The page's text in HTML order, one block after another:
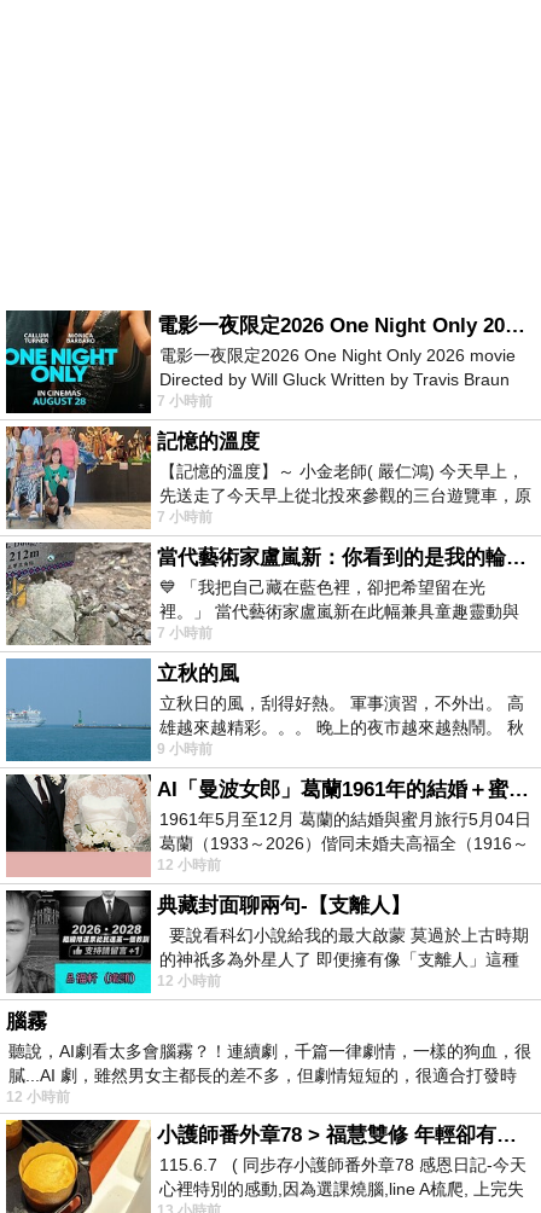
電影一夜限定2026 One Night Only 2026 movie
電影一夜限定2026 One Night Only 2026 movie
Directed by Will Gluck Written by Travis Braun
Starring Monica Barbaro
7 小時前
記憶的溫度
【記憶的溫度】～ 小金老師( 嚴仁鴻) 今天早上，
先送走了今天早上從北投來參觀的三台遊覽車，原
以為展場已經差不多要安靜下來，卻發
7 小時前
當代藝術家盧嵐新：你看到的是我的輪廓，還是你的故事？——藏在藍色裡的希望與光
💙 「我把自己藏在藍色裡，卻把希望留在光
裡。」 當代藝術家盧嵐新在此幅兼具童趣靈動與
抽象韻味的新作中，用湛藍的羽翼般色塊包覆著
7 小時前
立秋的風
立秋日的風，刮得好熱。 軍事演習，不外出。 高
雄越來越精彩。。。 晚上的夜市越來越熱鬧。 秋
天的風刮得很熱 夜遊消暑熱。。。
9 小時前
AI「曼波女郎」葛蘭1961年的結婚＋蜜月旅行 #戀上老電影 #葛蘭 #粟子
1961年5月至12月 葛蘭的結婚與蜜月旅行5月04日
葛蘭（1933～2026）偕同未婚夫高福全（1916～
2004）乘郵輪赴倫敦6月15日於英國倫敦St.S
12 小時前
典藏封面聊兩句-【支離人】
要說看科幻小說給我的最大啟蒙 莫過於上古時期
的神祇多為外星人了 即便擁有像「支離人」這種
驚世駭俗的神通法門 也未必讀
12 小時前
腦霧
聽說，AI劇看太多會腦霧？！連續劇，千篇一律劇情，一樣的狗血，很
膩...AI 劇，雖然男女主都長的差不多，但劇情短短的，很適合打發時
12 小時前
小護師番外章78 > 福慧雙修 年輕卻有個老靈魂 ㄑ金剛經〉podcast
115.6.7 ( 同步存小護師番外章78 感恩日記-今天
心裡特別的感動,因為選課燒腦,line A梳爬, 上完失